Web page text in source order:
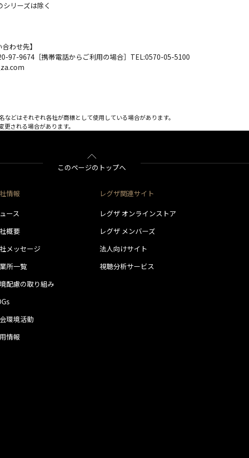
リーズは除く
わせ先】
97-9674［携帯電話からご利用の場合］TEL:0570-05-5100
どはそれぞれ各社が商標として使用している場合があります。
される場合があります。
このページのトップへ
情報
ース
概要
メッセージ
所一覧
配慮の取り組み
環境活動
情報
レグザ関連サイト
レグザ オンラインストア
レグザ メンバーズ
法人向けサイト
視聴分析サービス